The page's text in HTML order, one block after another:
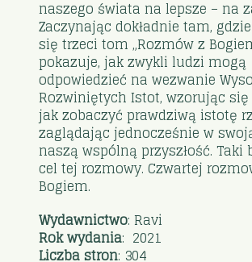
naszego świata na lepsze – na
Zaczynając dokładnie tam,
się trzeci tom „Rozmów z
pokazuje, jak zwykli ludzi mogą
odpowiedzieć na wezwanie
Rozwiniętych Istot, wzorując
jak zobaczyć prawdziwą istotę
zaglądając jednocześnie w
naszą wspólną przyszłość. Taki
cel tej rozmowy. Czwartej
Bogiem.
Wydawnictwo: Ravi
Rok wydania: 2021
Liczba stron: 304